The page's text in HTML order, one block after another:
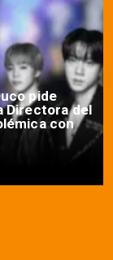
pide
Directora del
con